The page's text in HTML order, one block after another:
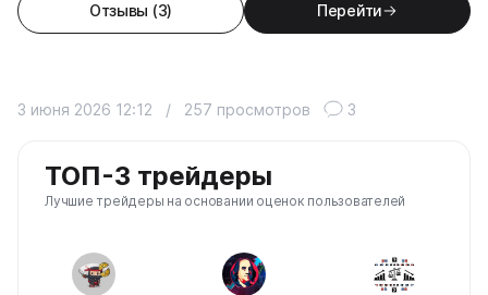
Отзывы (3) Перейти
3 июня 2026 12:12 / 257 просмотров 3
ТОП-3 трейдеры
Лучшие трейдеры на основании оценок пользователей